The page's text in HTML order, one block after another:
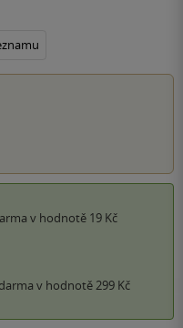
v hodnotě 19 Kč
v hodnotě 299 Kč